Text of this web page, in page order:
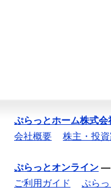
ぷらっとホーム株式会
会社概要
株主・投
ぷらっとオンライン —
ご利用ガイド
ぷら